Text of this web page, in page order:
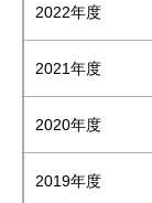
2022年度
2021年度
2020年度
2019年度